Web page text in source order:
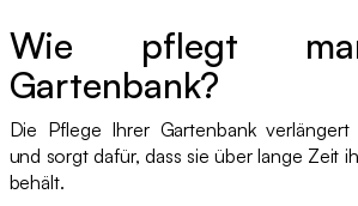
Wie pflegt
Gartenbank?
Die Pflege Ihrer Gartenbank
und sorgt dafür, dass sie über lange Zeit
behält.